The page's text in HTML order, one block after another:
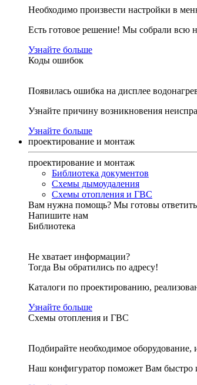
Необходимо произвести настройки в
Есть готовое решение! Мы собрали всю
Узнайте больше
Коды ошибок
Появилась ошибка на дисплее
Узнайте причину возникновения
Узнайте больше
проектирование и монтаж
проектирование и монтаж
Библиотека документов
Схемы дымоудаления
Схемы отопления и ГВС
Вам нужна помощь? Мы готовы
Напишите нам
Библиотека
Не хватает информации?
Тогда Вы обратились по адресу!
Каталоги по проектированию,
Узнайте больше
Схемы отопления и ГВС
Подбирайте необходимое оборудование,
Наш конфигуратор поможет Вам быстро